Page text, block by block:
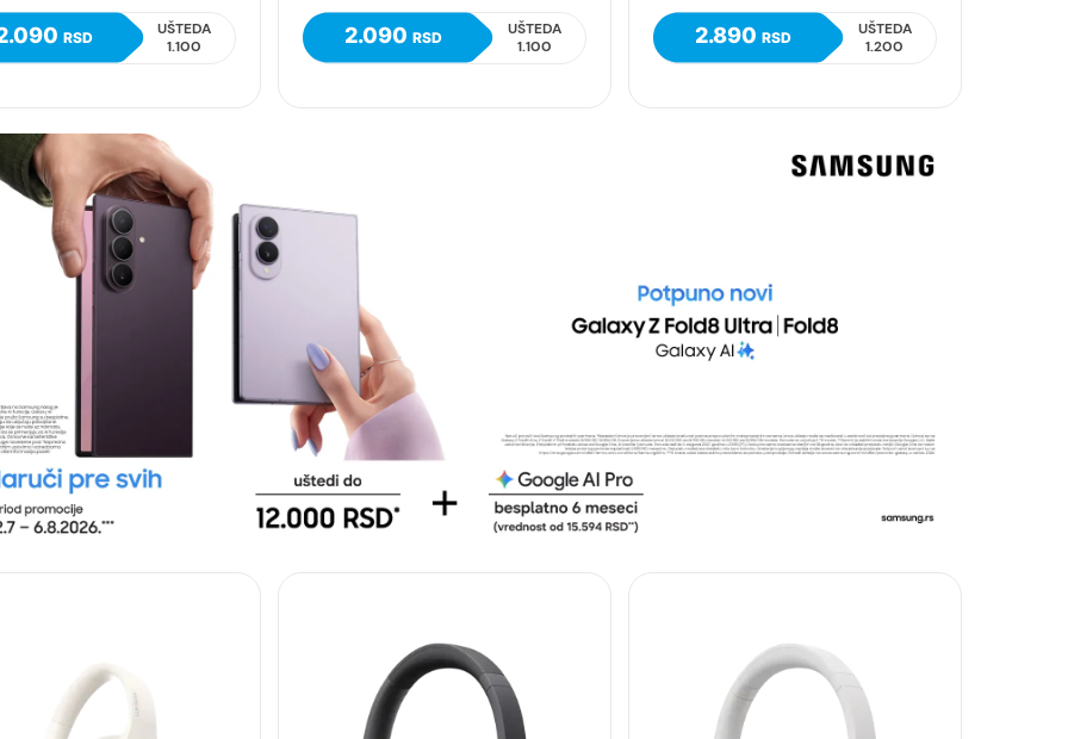
RSD
UŠTEDA
1.100
2.090RSD
UŠTEDA
1.100
2.890RSD
UŠTEDA
1.200